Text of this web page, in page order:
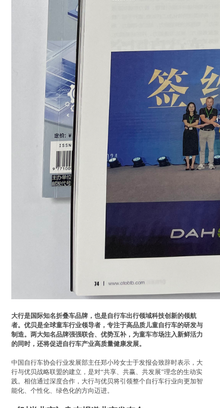
大行是国际知名折叠车品牌，也是自行车出行领域科技创新的领航
者。优贝是全球童车行业领导者，专注于高品质儿童自行车的研发与
制造。两大知名品牌强强联合、优势互补，为童车市场注入新鲜活力
的同时，还将促进自行车产业高质量健康发展。
中国自行车协会行业发展部主任郑小玲女士于发报会致辞时表示，大
行与优贝战略联盟的建立，是对“共享、共赢、共发展”理念的生动实
践。相信通过深度合作，大行与优贝将引领整个自行车行业向更加智
能化、个性化、绿色化的方向迈进。